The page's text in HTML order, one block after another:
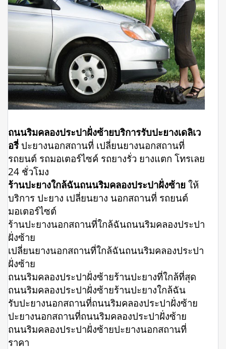
ถนนริมคลองประปาฝั่งซ้ายบริการรับปะยางเดลิเว
อรี่ ปะยางนอกสถานที่ เปลี่ยนยางนอกสถานที่
รถยนต์ รถมอเตอร์ไซค์ รถยางรั่ว ยางแตก โทรเลย
24 ชั่วโมง
ร้านปะยางใกล้ฉันถนนริมคลองประปาฝั่งซ้าย ให้
บริการ ปะยาง เปลี่ยนยาง นอกสถานที่ รถยนต์
มอเตอร์ไซต์
ร้านปะยางนอกสถานที่ใกล้ฉันถนนริมคลองประปา
ฝั่งซ้าย
เปลี่ยนยางนอกสถานที่ใกล้ฉันถนนริมคลองประปา
ฝั่งซ้าย
ถนนริมคลองประปาฝั่งซ้ายร้านปะยางที่ใกล้ที่สุด
ถนนริมคลองประปาฝั่งซ้ายร้านปะยางใกล้ฉัน
รับปะยางนอกสถานที่ถนนริมคลองประปาฝั่งซ้าย
ปะยางนอกสถานที่ถนนริมคลองประปาฝั่งซ้าย
ถนนริมคลองประปาฝั่งซ้ายปะยางนอกสถานที่
ราคา